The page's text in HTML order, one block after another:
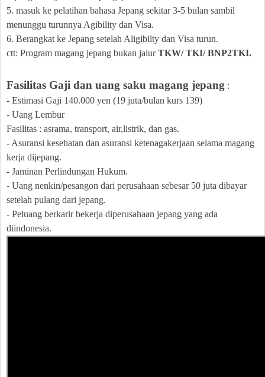
5. masuk ke pelatihan bahasa Jepang sekitar 3-5 bulan sambil
menunggu turunnya Agibility dan Visa.
6. Berangkat ke Jepang setelah Aligibilty dan Visa turun.
ctt: Program magang jepang bukan jalurTKW/ TKI/ BNP2TKI.
Fasilitas Gaji dan uang saku magang jepang :
- Estimasi Gaji 140.000 yen (19 juta/bulan kurs 139)
- Uang Lembur
Fasilitas : asrama, transport, air,listrik, dan gas.
- Asuransi kesehatan dan asuransi ketenagakerjaan selama magang
kerja dijepang.
- Jaminan Perlindungan Hukum.
- Uang nenkin/pesangon dari perusahaan sebesar 50 juta dibayar
setelah pulang dari jepang.
- Peluang berkarir bekerja diperusahaan jepang yang ada
diindonesia.